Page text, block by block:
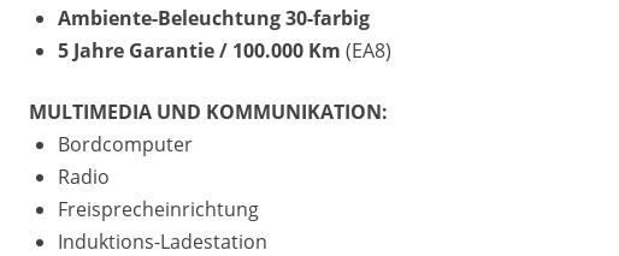
Ambiente-Beleuchtung 30-farbig
5 Jahre Garantie / 100.000 Km (EA8)
MULTIMEDIA UND KOMMUNIKATION:
Bordcomputer
Radio
Freisprecheinrichtung
Induktions-Ladestation